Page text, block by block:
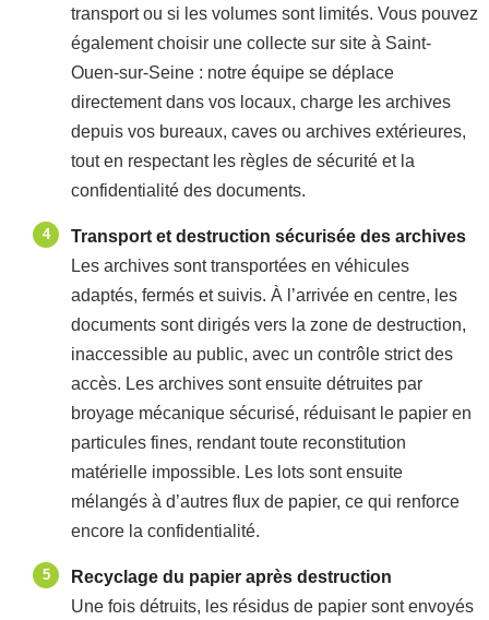
transport ou si les volumes sont limités. Vous pouvez
également choisir une collecte sur site à Saint-
Ouen-sur-Seine : notre équipe se déplace
directement dans vos locaux, charge les archives
depuis vos bureaux, caves ou archives extérieures,
tout en respectant les règles de sécurité et la
confidentialité des documents.
Transport et destruction sécurisée des archives
Les archives sont transportées en véhicules
adaptés, fermés et suivis. À l’arrivée en centre, les
documents sont dirigés vers la zone de destruction,
inaccessible au public, avec un contrôle strict des
accès. Les archives sont ensuite détruites par
broyage mécanique sécurisé, réduisant le papier en
particules fines, rendant toute reconstitution
matérielle impossible. Les lots sont ensuite
mélangés à d’autres flux de papier, ce qui renforce
encore la confidentialité.
Recyclage du papier après destruction
Une fois détruits, les résidus de papier sont envoyés